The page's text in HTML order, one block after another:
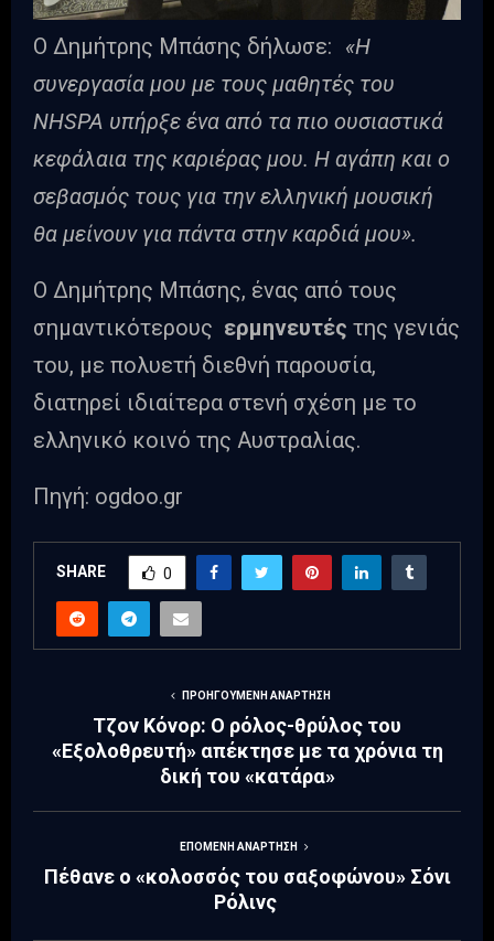
Ο Δημήτρης Μπάσης δήλωσε: «Η
συνεργασία μου με τους μαθητές του
NHSPA υπήρξε ένα από τα πιο ουσιαστικά
κεφάλαια της καριέρας μου. Η αγάπη και ο
σεβασμός τους για την ελληνική μουσική
θα μείνουν για πάντα στην καρδιά μου».
Ο Δημήτρης Μπάσης, ένας από τους
σημαντικότερους ερμηνευτές της γενιάς
του, με πολυετή διεθνή παρουσία,
διατηρεί ιδιαίτερα στενή σχέση με το
ελληνικό κοινό της Αυστραλίας.
Πηγή: ogdoo.gr
SHARE 0
ΠΡΟΗΓΟΎΜΕΝΗ ΑΝΆΡΤΗΣΗ
Τζον Κόνορ: Ο ρόλος-θρύλος του
«Εξολοθρευτή» απέκτησε με τα χρόνια τη
δική του «κατάρα»
ΕΠΌΜΕΝΗ ΑΝΆΡΤΗΣΗ
Πέθανε ο «κολοσσός του σαξοφώνου» Σόνι
Ρόλινς